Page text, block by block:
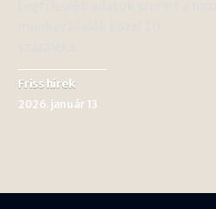
Friss hírek
2026. január 13